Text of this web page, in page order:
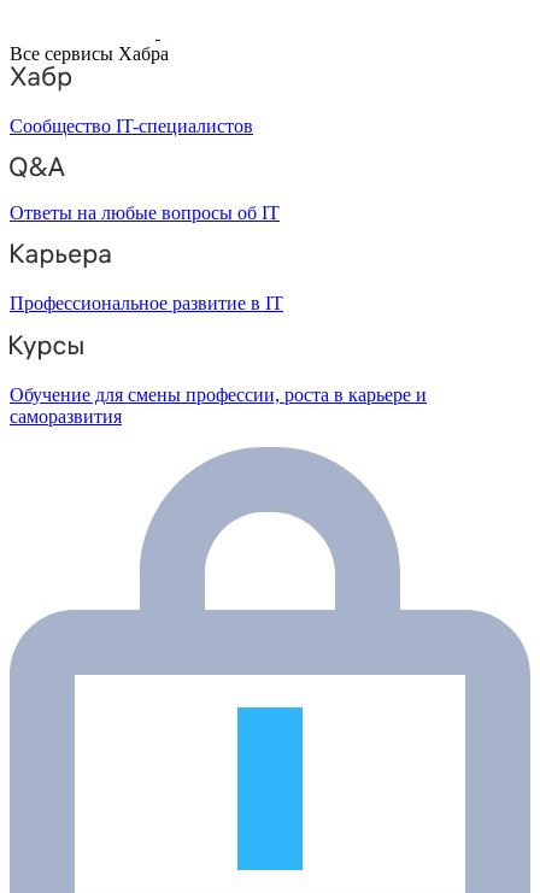
Все сервисы Хабра
Сообщество IT-специалистов
Ответы на любые вопросы об IT
Профессиональное развитие в IT
Обучение для смены профессии, роста в карьере и
саморазвития